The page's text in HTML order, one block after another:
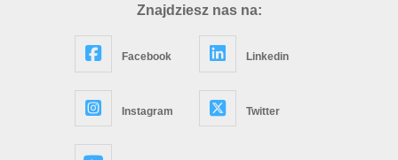
Znajdziesz nas na:
Facebook Linkedin
Instagram Twitter